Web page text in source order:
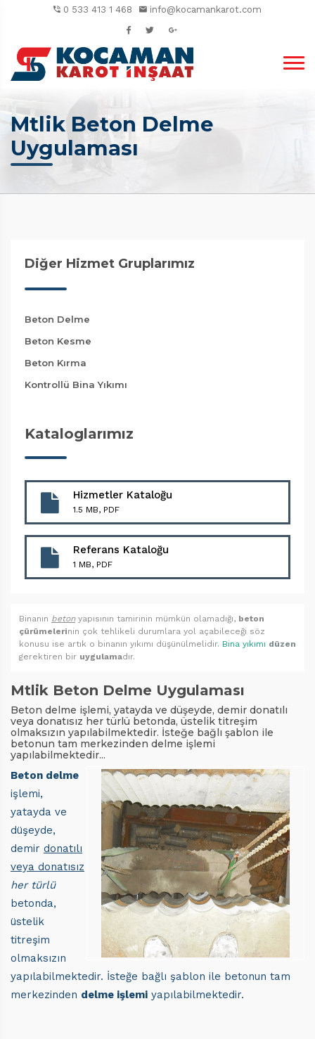
0 533 413 1 468 info@kocamankarot.com
Mtlik Beton Delme
Uygulaması
Diğer Hizmet Gruplarımız
Beton Delme
Beton Kesme
Beton Kırma
Kontrollü Bina Yıkımı
Kataloglarımız
Hizmetler Kataloğu
1.5 MB, PDF
Referans Kataloğu
1 MB, PDF
Binanın betonyapısının tamirinin mümkün olamadığı, beton
çürümelerinin çok tehlikeli durumlara yol açabileceği söz
konusu ise artık o binanın yıkımı düşünülmelidir. Bina yıkımı düzen
gerektiren bir uygulamadır.
Mtlik Beton Delme Uygulaması
Beton delme işlemi, yatayda ve düşeyde, demir donatılı
veya donatısız her türlü betonda, üstelik titreşim
olmaksızın yapılabilmektedir. İsteğe bağlı şablon ile
betonun tam merkezinden delme işlemi
yapılabilmektedir...
Beton delme
işlemi,
yatayda ve
düşeyde,
demir donatılı
veya donatısız
her türlü
betonda,
üstelik
titreşim
olmaksızın
yapılabilmektedir. İsteğe bağlı şablon ile betonun tam
merkezinden delme işlemi yapılabilmektedir.